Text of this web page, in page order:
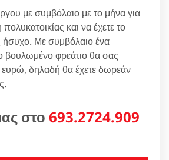
με συμβόλαιο με το μήνα για
και να έχετε το
ήσυχο. Με συμβόλαιο ένα
βουλωμένο φρεάτιο θα σας
ευρώ, δηλαδή θα έχετε δωρεάν
στο 693.2724.909